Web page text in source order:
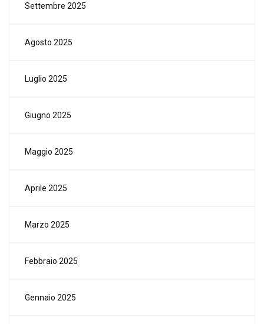
Settembre 2025
Agosto 2025
Luglio 2025
Giugno 2025
Maggio 2025
Aprile 2025
Marzo 2025
Febbraio 2025
Gennaio 2025